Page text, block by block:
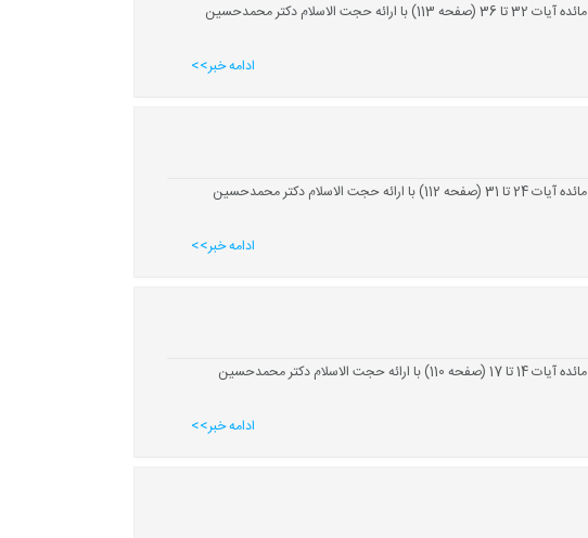
در ادامه برگزاری سلسله جلسات تفسیر و هم‌اندیشی بسیج اساتید دانشگاه یزد، جلسه تفسیر سوره مائده آیات 32 تا 36 (صفحه 113) با ارائه حجت الاسلام دکتر محمدحسین
ادامه خبر>>
در ادامه برگزاری سلسله جلسات تفسیر و هم‌اندیشی بسیج اساتید دانشگاه یزد، جلسه تفسیر سوره مائده آیات 24 تا 31 (صفحه 112) با ارائه حجت الاسلام دکتر محمدحسین
ادامه خبر>>
در ادامه برگزاری سلسله جلسات تفسیر و هم‌اندیشی بسیج اساتید دانشگاه یزد، جلسه تفسیر سوره مائده آیات 14 تا 17 (صفحه 110) با ارائه حجت الاسلام دکتر محمدحسین
ادامه خبر>>